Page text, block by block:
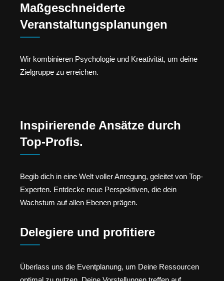
Maßgeschneiderte
Veranstaltungsplanungen
Wir kombinieren Psychologie und Kreativität, um deine
Zielgruppe zu erreichen.
Inspirierende Ansätze durch
Top-Profis.
Begib dich in eine Welt voller Anregung, geleitet von Top-
Experten. Entdecke neue Perspektiven, die dein
Wachstum auf allen Ebenen prägen.
Delegiere und profitiere
Überlass uns die Eventplanung, um Deine Ressourcen